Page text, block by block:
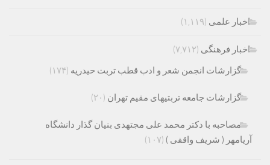
اخبار علمی (۱,۱۱۹)
اخبار فرهنگی (۷,۷۱۲)
گزارشات انجمن شعر و ادب قطب تربت حیدریه (۱۷۴)
گزارشات جامعه تربتیهای مقیم تهران (۲۰)
مصاحبه با دکتر محمد علی مجتهدی بنیان گذار دانشگاه
آریامهر ( شریف واقفی ) (۱۰۷)